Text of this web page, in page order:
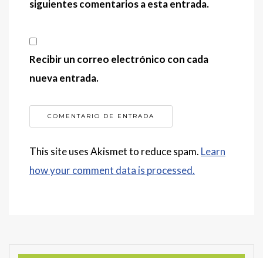
siguientes comentarios a esta entrada.
Recibir un correo electrónico con cada
nueva entrada.
This site uses Akismet to reduce spam. Learn
how your comment data is processed.